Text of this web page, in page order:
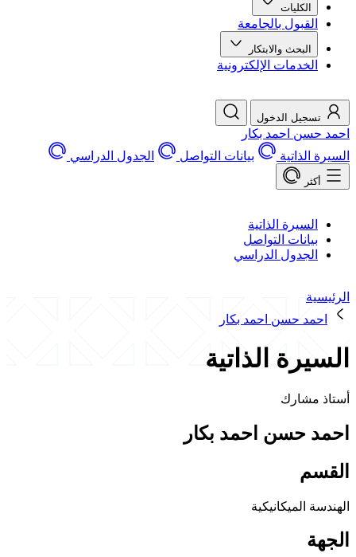
بالجامعة
والابتكار
الإلكترونية
الدخول
احمد بكار
بيانات التواصل الجدول الدراسي
الذاتية
التواصل
الدراسي
حسن احمد بكار
الذاتية
احمد بكار